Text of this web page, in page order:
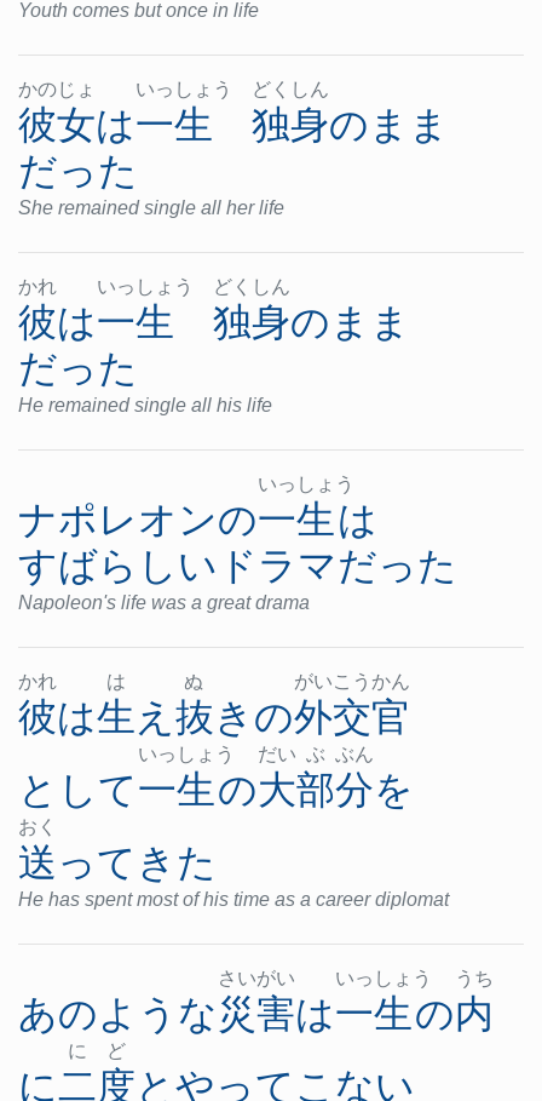
Youth comes but once in life
かのじょ
彼女は
いっ しょ う
一生
どく しん
独身の まま
だった
She remained single all her life
かれ
彼は
いっ しょ う
一生
どく しん
独身の まま
だった
He remained single all his life
ナポレオンの
いっ しょ う
一生は
すばらしい ドラマだった
Napoleon's life was a great drama
かれ
彼は
は ぬ
生え抜きの
がいこう
外交
かん
官
として
いっ しょ う
一生の
だい ぶ ぶん
大部分を
おく
送って きた
He has spent most of his time as a career diplomat
あのような
さいがい
災害は
いっ しょ う
一生の
うち
内
に
に ど
二度と やってこない